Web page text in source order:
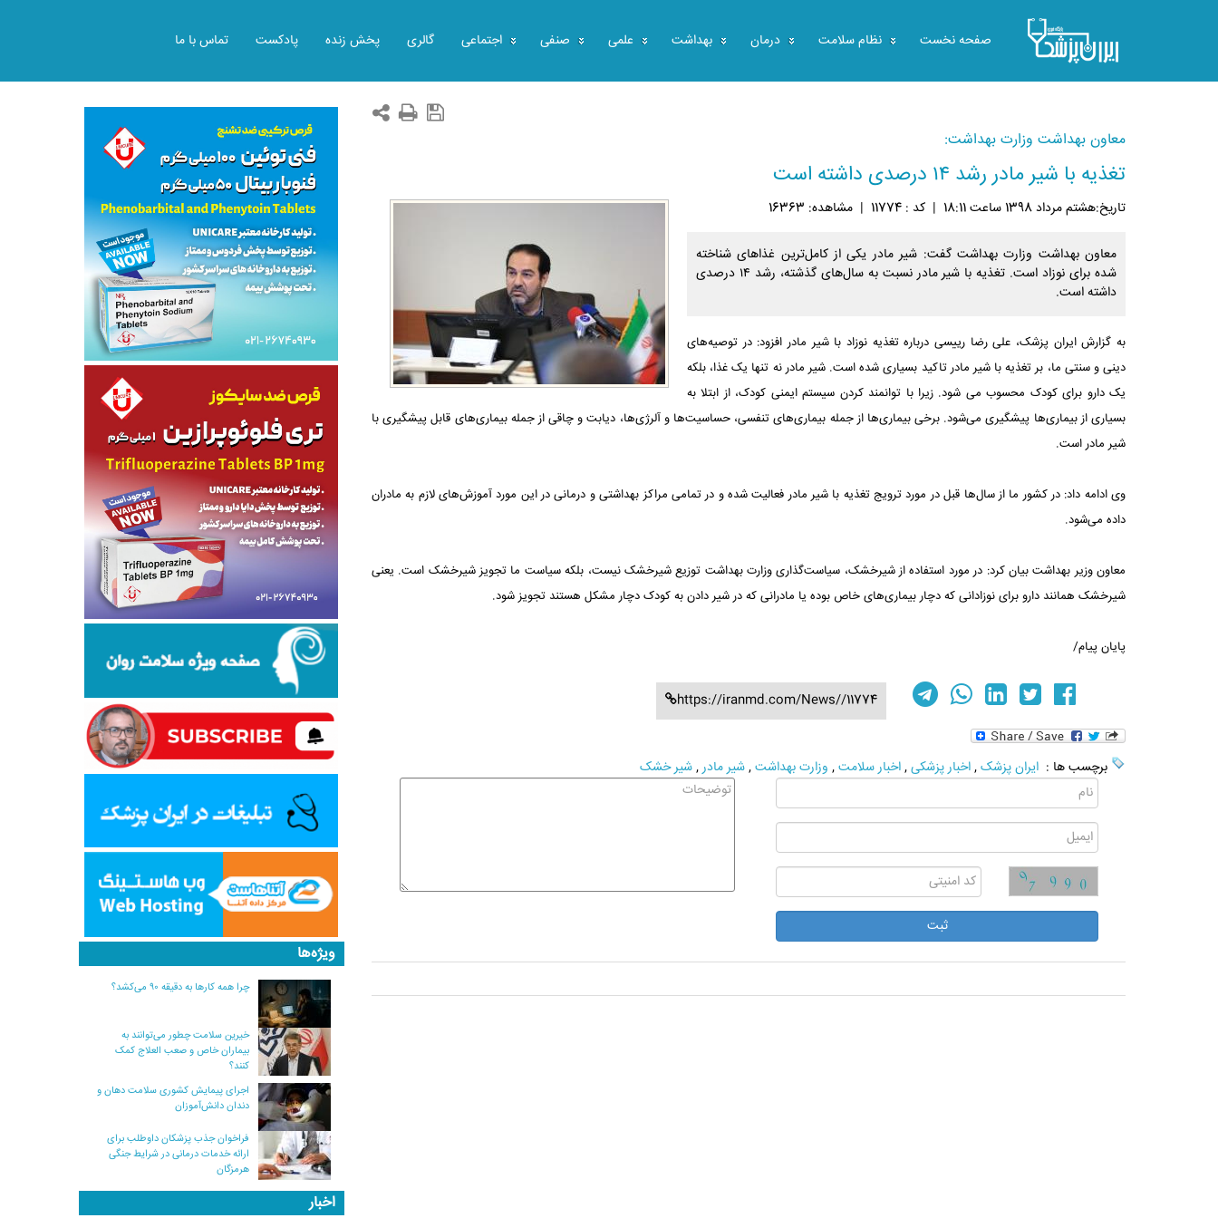
صفحه نخست نظام سلامت درمان بهداشت علمی صنفی اجتماعی گالری پخش زنده پادکست تماس با ما
معاون بهداشت وزارت بهداشت:
تغذیه با شیر مادر رشد ۱۴ درصدی داشته است
تاريخ:هشتم مرداد 1398 ساعت 18:11 | کد : 11774 | مشاهده: 16363
معاون بهداشت وزارت بهداشت گفت: شیر مادر یکی از کامل‌ترین غذاهای شناخته
شده برای نوزاد است. تغذیه با شیر مادر نسبت به سال‌های گذشته، رشد ۱۴ درصدی
داشته است.
به گزارش ایران پزشک، علی رضا رییسی درباره تغذیه نوزاد با شیر مادر افزود: در توصیه‌های
دینی و سنتی ما، بر تغذیه با شیر مادر تاکید بسیاری شده است. شیر مادر نه تنها یک غذا، بلکه
یک دارو برای کودک محسوب می شود. زیرا با توانمند کردن سیستم ایمنی کودک، از ابتلا به
بسیاری از بیماری‌ها پیشگیری می‌شود. برخی بیماری‌ها از جمله بیماری‌های تنفسی، حساسیت‌ها و آلرژی‌ها، دیابت و چاقی از جمله بیماری‌های قابل پیشگیری با
شیر مادر است.
وی ادامه داد: در کشور ما از سال‌ها قبل در مورد ترویج تغذیه با شیر مادر فعالیت شده و در تمامی مراکز بهداشتی و درمانی در این مورد آموزش‌های لازم به مادران
داده می‌شود.
معاون وزیر بهداشت بیان کرد: در مورد استفاده از شیرخشک، سیاست‌گذاری وزارت بهداشت توزیع شیرخشک نیست، بلکه سیاست ما تجویز شیرخشک است. یعنی
شیرخشک همانند دارو برای نوزادانی که دچار بیماری‌های خاص بوده یا مادرانی که در شیر دادن به کودک دچار مشکل هستند تجویز شود.
پایان پیام/
https://iranmd.com/News//11774
برچسب ها : ایران پزشک,اخبار پزشکی,اخبار سلامت, وزارت بهداشت,شیر مادر,شیر خشک
ویژه‌ها
چرا همه کارها به دقیقه ۹۰ می‌کشد؟
خیرین سلامت چطور می‌توانند به
بیماران خاص و صعب العلاج کمک
کنند؟
اجرای پیمایش کشوری سلامت دهان و
دندان دانش‌آموزان
فراخوان جذب پزشکان داوطلب برای
ارائه خدمات درمانی در شرایط جنگی
هرمزگان
اخبار